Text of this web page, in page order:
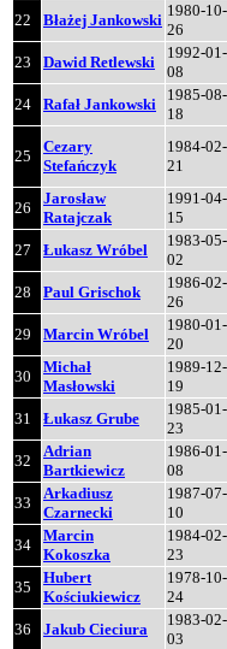
22
Błażej Jankowski
1980-10-
26
23
Dawid Retlewski
1992-01-
08
24 Rafał Jankowski
1985-08-
18
25
Cezary
Stefańczyk
1984-02-
21
26
Jarosław
Ratajczak
1991-04-
15
27
Łukasz Wróbel
1983-05-
02
28 Paul Grischok
1986-02-
26
29
Marcin Wróbel
1980-01-
20
30
Michał
Masłowski
1989-12-
19
31
Łukasz Grube
1985-01-
23
32
Adrian
Bartkiewicz
1986-01-
08
33
Arkadiusz
Czarnecki
1987-07-
10
34
Marcin
Kokoszka
1984-02-
23
35
Hubert
Kościukiewicz
1978-10-
24
36
Jakub Cieciura
1983-02-
03